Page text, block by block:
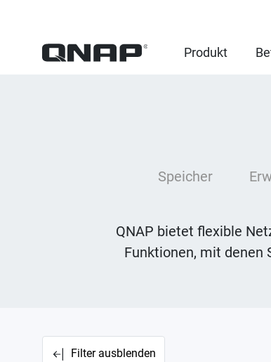
Produkt
Speicher
QNAP bietet flexible
Funktionen, mit denen
Filter ausblenden